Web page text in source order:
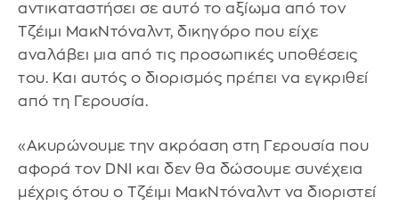
αντικαταστήσει σε αυτό το αξίωμα από τον
Τζέιμι ΜακΝτόναλντ, δικηγόρο που είχε
αναλάβει μια από τις προσωπικές υποθέσεις
του. Και αυτός ο διορισμός πρέπει να εγκριθεί
από τη Γερουσία.
«Ακυρώνουμε την ακρόαση στη Γερουσία που
αφορά τον DNI και δεν θα δώσουμε συνέχεια
μέχρις ότου ο Τζέιμι ΜακΝτόναλντ να διοριστεί